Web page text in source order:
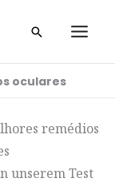
Pesquisa
oculares
remédios
unserem Test